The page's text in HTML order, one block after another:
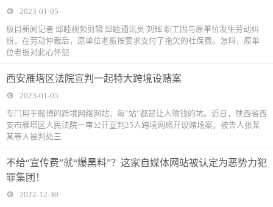
2023-01-05
极目新闻记者 邱睦视频剪辑 邱睦通讯员 刘辉 职工因与原单位发生劳动纠
纷，在劳动仲裁后，原单位老板按要求支付了拖欠的社保费。怎料，原单
位老板对此心怀怨
西安雁塔区法院宣判一起特大跨境设赌案
2023-01-05
专门用于赌博的跨境网络网站，每“站”都是让人输钱的坑。近日，陕西省西
安市雁塔区人民法院一审公开宣判25人跨境网络开设赌场案，被告人张某
某等人被判处三
不给“宣传费”就“爆黑料”？这家自媒体网站被认定为恶势力犯
罪集团！
2022-12-30